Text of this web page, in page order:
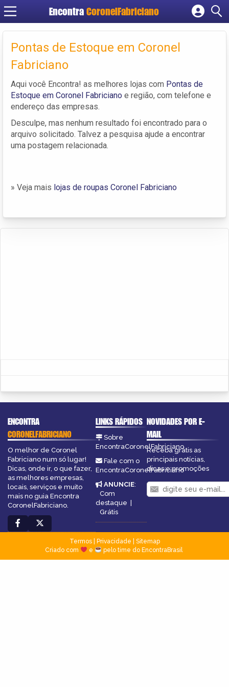
Encontra CoronelFabriciano
Cadastrar empresa
Criar conta
Pontas de Estoque em Coronel
Fabriciano
Aqui você Encontra! as melhores lojas com Pontas de
Estoque em Coronel Fabriciano e região, com telefone e
endereço das empresas.
Desculpe, mas nenhum resultado foi encontrado para o
arquivo solicitado. Talvez a pesquisa ajude a encontrar
uma postagem relacionada.
» Veja mais lojas de roupas Coronel Fabriciano
ENCONTRA
CORONELFABRICIANO
O melhor de Coronel
Fabriciano num só lugar!
Dicas, onde ir, o que fazer,
as melhores empresas,
locais, serviços e muito
mais no guia Encontra
CoronelFabriciano.
LINKS RÁPIDOS
Sobre
EncontraCoronelFabriciano
Fale com o
EncontraCoronelFabriciano
ANUNCIE:
Com
destaque |
Grátis
NOVIDADES POR E-
MAIL
Receba grátis as
principais notícias,
dicas e promoções
Termos| Privacidade
Sitemap
Criado com
e pelo time do EncontraBrasil